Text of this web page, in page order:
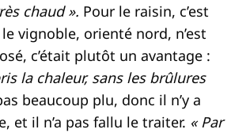
chaud ». Pour le raisin, c’est
vignoble, orienté nord, n’est
c’était plutôt un avantage :
la chaleur, sans les brûlures
beaucoup plu, donc il n’y a
et il n’a pas fallu le traiter. « Par